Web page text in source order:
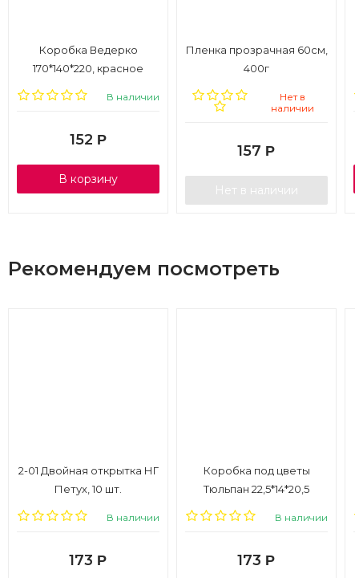
Коробка Ведерко
170*140*220, красное
В наличии
152 Р
В корзину
Пленка прозрачная 60см,
400г
Нет в
наличии
157 Р
Нет в наличии
Рекомендуем посмотреть
2-01 Двойная открытка НГ
Петух, 10 шт.
В наличии
173 Р
Коробка под цветы
Тюльпан 22,5*14*20,5
красная
В наличии
173 Р